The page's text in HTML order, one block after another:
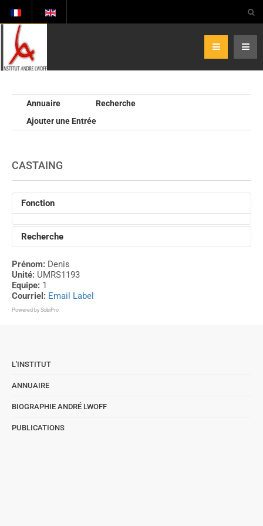
Annuaire
Recherche
Ajouter une Entrée
CASTAING
Fonction
Recherche
Prénom: Denis
Unité: UMRS1193
Equipe: 1
Courriel: Email Label
Powered by SobiPro
L'INSTITUT
ANNUAIRE
BIOGRAPHIE ANDRÉ LWOFF
PUBLICATIONS